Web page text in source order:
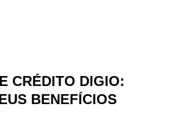
CRÉDITO DIGIO:
BENEFÍCIOS